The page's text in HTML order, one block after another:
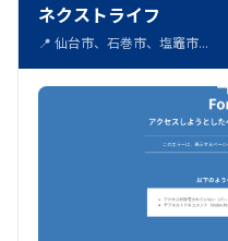
ネクストライフ
📍 仙台市、石巻市、塩竈市...